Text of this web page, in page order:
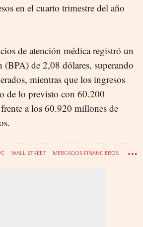
en el cuarto trimestre del año
de atención médica registró un
de 2,08 dólares, superando
mientras que los ingresos
de lo previsto con 60.200
a los 60.920 millones de
WALL STREET MERCADOS FINANCIEROS